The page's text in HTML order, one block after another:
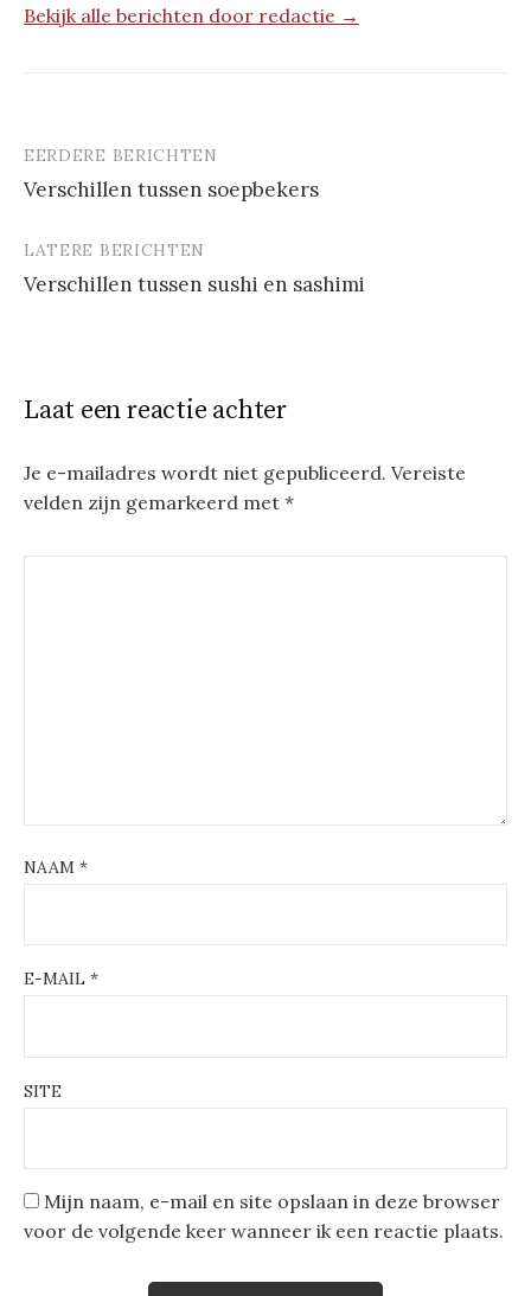
Bekijk alle berichten door redactie →
Berichtnavigatie
EERDERE BERICHTEN
Verschillen tussen soepbekers
LATERE BERICHTEN
Verschillen tussen sushi en sashimi
Laat een reactie achter
Je e-mailadres wordt niet gepubliceerd. Vereiste
velden zijn gemarkeerd met *
NAAM *
E-MAIL *
SITE
Mijn naam, e-mail en site opslaan in deze browser
voor de volgende keer wanneer ik een reactie plaats.